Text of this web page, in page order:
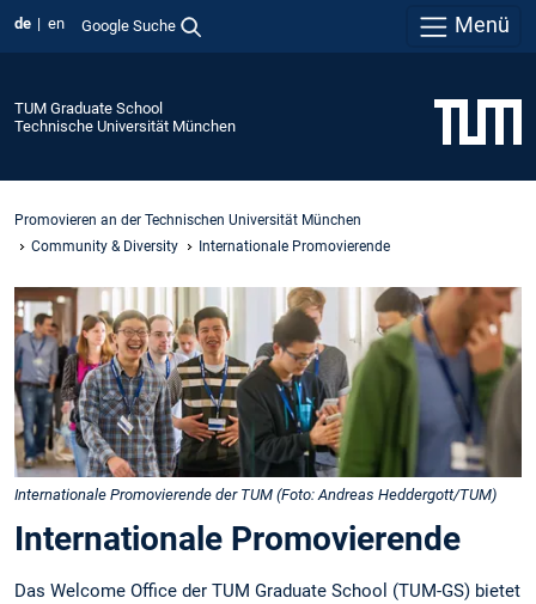
de en Google Suche Menü
TUM Graduate School
Technische Universität München
Promovieren an der Technischen Universität München
Community & Diversity
Internationale Promovierende
Internationale Promovierende der TUM (Foto: Andreas Heddergott/TUM)
Internationale Promovierende
Das Welcome Office der TUM Graduate School (TUM-GS) bietet